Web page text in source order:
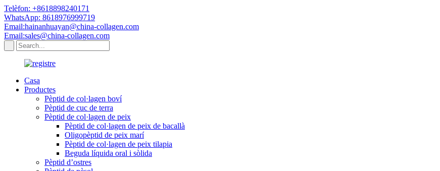
Telèfon: +8618898240171
WhatsApp: 8618976999719
Email:hainanhuayan@china-collagen.com
Email:sales@china-collagen.com
Casa
Productes
Pèptid de col·lagen boví
Pèptid de cuc de terra
Pèptid de col·lagen de peix
Pèptid de col·lagen de peix de bacallà
Oligopèptid de peix marí
Pèptid de col·lagen de peix tilapia
Beguda líquida oral i sòlida
Pèptid d’ostres